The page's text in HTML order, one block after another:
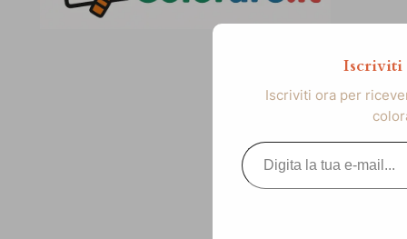
Iscriviti
Iscriviti ora per
Digita la tua e-mail...